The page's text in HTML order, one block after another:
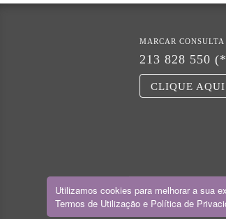
MARCAR CONSULTA
213 828 550
CLIQUE AQUI
Utilizamos cookies para melhorar a sua
Termos de Utilização e Política de